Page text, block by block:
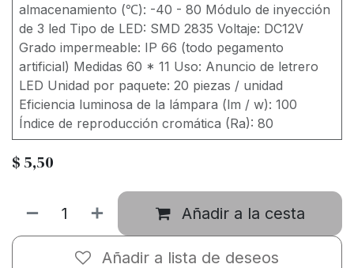
almacenamiento (℃): -40 - 80 Módulo de inyección
de 3 led Tipo de LED: SMD 2835 Voltaje: DC12V
Grado impermeable: IP 66 (todo pegamento
artificial) Medidas 60 * 11 Uso: Anuncio de letrero
LED Unidad por paquete: 20 piezas / unidad
Eficiencia luminosa de la lámpara (lm / w): 100
Índice de reproducción cromática (Ra): 80
$ 5,50
Añadir a la cesta
Añadir a lista de deseos